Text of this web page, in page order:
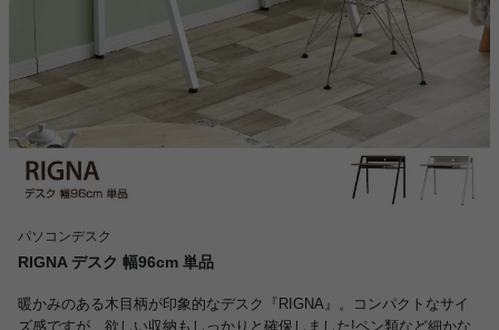
パソコンデスク
RIGNA デスク 幅96cm 単品
暖かみのある木目柄が印象的なデスク『RIGNA』。コンパクトなサイ
ズ感ですが、欲しい収納もしっかりと確保しました!ペン類など細かな